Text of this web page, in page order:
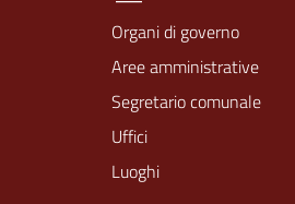
Organi di governo
Aree amministrative
Segretario comunale
Uffici
Luoghi